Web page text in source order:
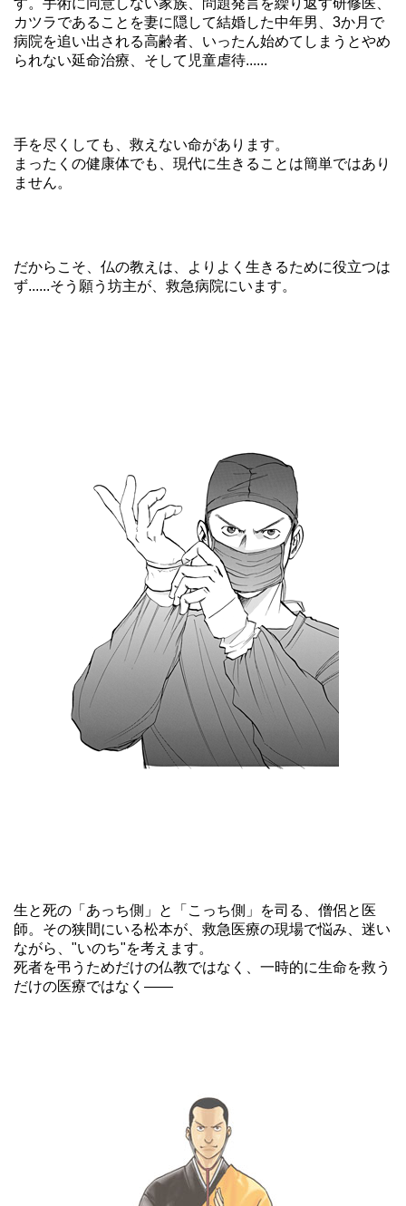
す。手術に同意しない家族、問題発言を繰り返す研修医、
カツラであることを妻に隠して結婚した中年男、3か月で
病院を追い出される高齢者、いったん始めてしまうとやめ
られない延命治療、そして児童虐待......
手を尽くしても、救えない命があります。
まったくの健康体でも、現代に生きることは簡単ではあり
ません。
だからこそ、仏の教えは、よりよく生きるために役立つは
ず......そう願う坊主が、救急病院にいます。
生と死の「あっち側」と「こっち側」を司る、僧侶と医
師。その狭間にいる松本が、救急医療の現場で悩み、迷い
ながら、"いのち"を考えます。
死者を弔うためだけの仏教ではなく、一時的に生命を救う
だけの医療ではなく――